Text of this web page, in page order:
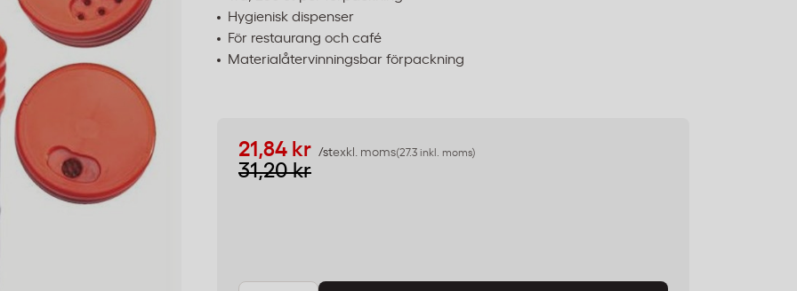
Hygienisk dispenser
För restaurang och café
Materialåtervinningsbar förpackning
21,84 kr /st
31,20 kr
exkl. moms(27.3 inkl. moms)